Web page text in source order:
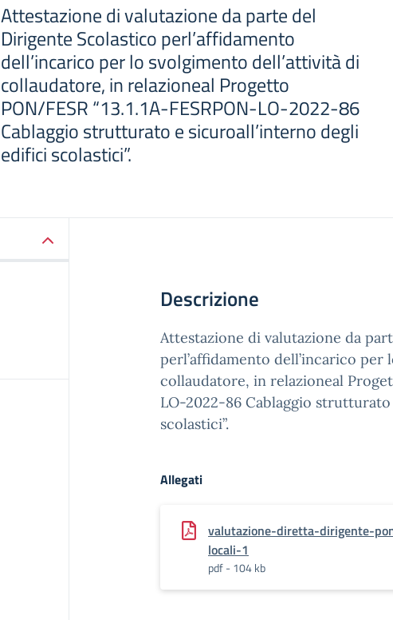
Attestazione di valutazione da parte del
Dirigente Scolastico perl’affidamento
dell’incarico per lo svolgimento dell’attività di
collaudatore, in relazioneal Progetto
PON/FESR “13.1.1A-FESRPON-LO-2022-86
Cablaggio strutturato e sicuroall’interno degli
edifici scolastici”.
Descrizione
Attestazione di valutazione da
perl’affidamento dell’incarico
collaudatore, in relazioneal
LO-2022-86 Cablaggio
scolastici”.
Allegati
valutazione-diretta-dirigente-
locali-1
pdf - 104 kb